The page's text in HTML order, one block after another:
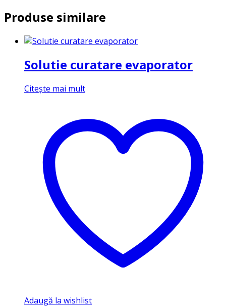
Produse similare
Solutie curatare evaporator
Citește mai mult
Adaugă la wishlist